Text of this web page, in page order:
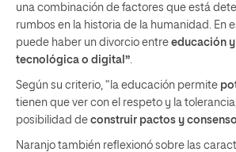
una combinación de factores que está
rumbos en la historia de la humanidad. En
puede haber un divorcio entre educación
tecnológica o digital”.
Según su criterio, “la educación permite
tienen que ver con el respeto y la
posibilidad de construir pactos y
Naranjo también reflexionó sobre las